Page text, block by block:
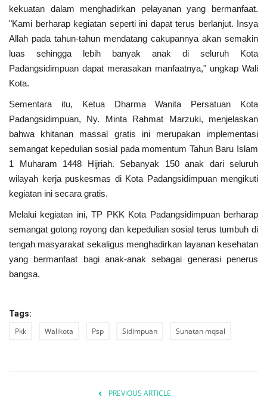
kekuatan dalam menghadirkan pelayanan yang bermanfaat.
"Kami berharap kegiatan seperti ini dapat terus berlanjut. Insya
Allah pada tahun-tahun mendatang cakupannya akan semakin
luas sehingga lebih banyak anak di seluruh Kota
Padangsidimpuan dapat merasakan manfaatnya," ungkap Wali
Kota.
Sementara itu, Ketua Dharma Wanita Persatuan Kota
Padangsidimpuan, Ny. Minta Rahmat Marzuki, menjelaskan
bahwa khitanan massal gratis ini merupakan implementasi
semangat kepedulian sosial pada momentum Tahun Baru Islam
1 Muharam 1448 Hijriah. Sebanyak 150 anak dari seluruh
wilayah kerja puskesmas di Kota Padangsidimpuan mengikuti
kegiatan ini secara gratis.
Melalui kegiatan ini, TP PKK Kota Padangsidimpuan berharap
semangat gotong royong dan kepedulian sosial terus tumbuh di
tengah masyarakat sekaligus menghadirkan layanan kesehatan
yang bermanfaat bagi anak-anak sebagai generasi penerus
bangsa.
Tags:
Pkk Walikota Psp Sidimpuan Sunatan mqsal
PREVIOUS ARTICLE